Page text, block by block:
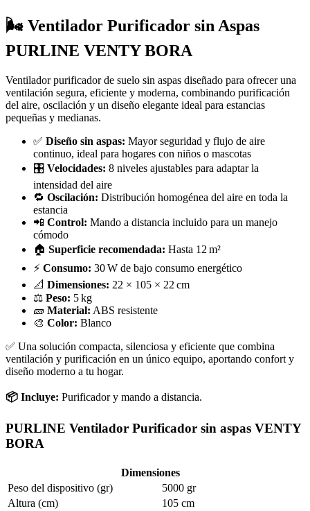
🌬️ Ventilador Purificador sin Aspas
PURLINE VENTY BORA
Ventilador purificador de suelo sin aspas diseñado para ofrecer una
ventilación segura, eficiente y moderna, combinando purificación
del aire, oscilación y un diseño elegante ideal para estancias
pequeñas y medianas.
✅ Diseño sin aspas: Mayor seguridad y flujo de aire
continuo, ideal para hogares con niños o mascotas
🎛️ Velocidades: 8 niveles ajustables para adaptar la
intensidad del aire
🔁 Oscilación: Distribución homogénea del aire en toda la
estancia
📲 Control: Mando a distancia incluido para un manejo
cómodo
🏠 Superficie recomendada: Hasta 12 m²
⚡ Consumo: 30 W de bajo consumo energético
📐 Dimensiones: 22 × 105 × 22 cm
⚖️ Peso: 5 kg
🧱 Material: ABS resistente
🎨 Color: Blanco
✅ Una solución compacta, silenciosa y eficiente que combina
ventilación y purificación en un único equipo, aportando confort y
diseño moderno a tu hogar.
📦 Incluye: Purificador y mando a distancia.
PURLINE Ventilador Purificador sin aspas VENTY
BORA
Dimensiones
Peso del dispositivo (gr)
5000 gr
Altura (cm)
105 cm